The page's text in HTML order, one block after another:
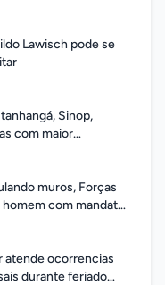
Lawisch pode se
Sinop,
com maior
muros, Forças
com mandato
atende ocorrencias
durante feriado